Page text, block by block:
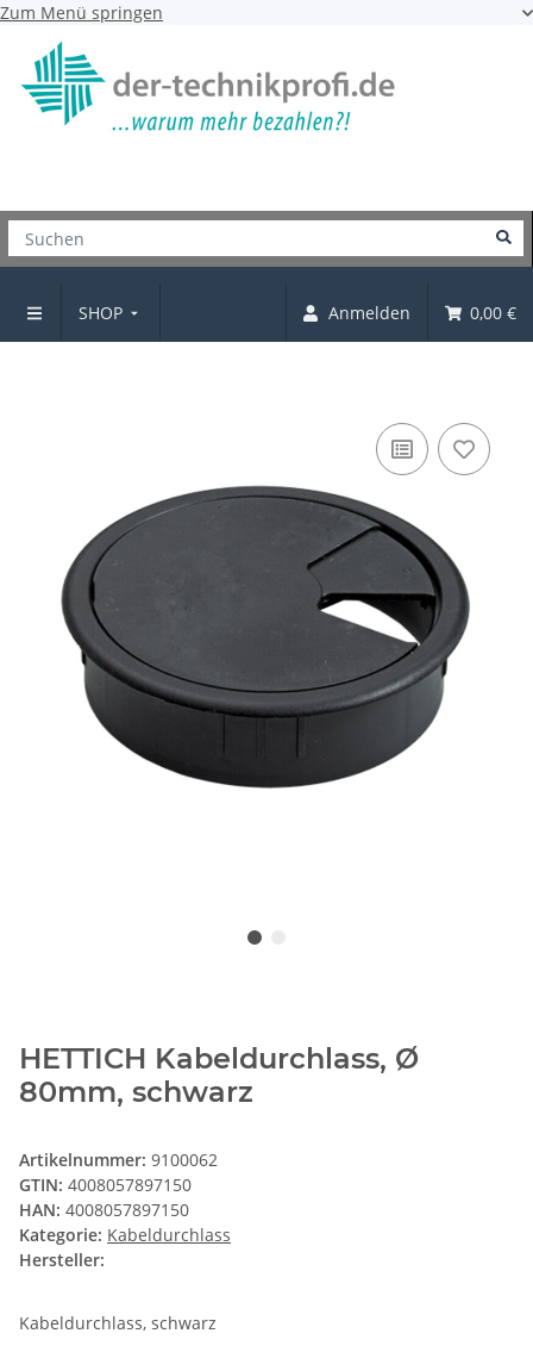
Zum Menü springen
SHOP Anmelden 0,00 €
Kabeldurchlass
HETTICH Kabeldurchlass, Ø
80mm, schwarz
Artikelnummer: 9100062
GTIN: 4008057897150
HAN: 4008057897150
Kategorie: Kabeldurchlass
Hersteller:
Kabeldurchlass, schwarz